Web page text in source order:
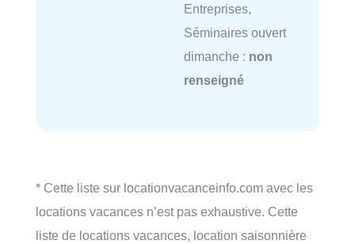
Entreprises,
Séminaires ouvert
dimanche : non
renseigné
* Cette liste sur locationvacanceinfo.com avec les
locations vacances n’est pas exhaustive. Cette
liste de locations vacances, location saisonnière